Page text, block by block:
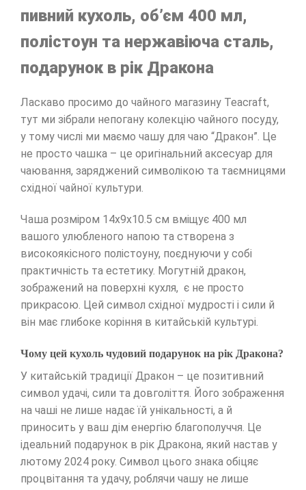
пивний кухоль, об’єм 400 мл,
полістоун та нержавіюча сталь,
подарунок в рік Дракона
Ласкаво просимо до чайного магазину Teacraft,
тут ми зібрали непогану колекцію чайного посуду,
у тому числі ми маємо чашу для чаю “Дракон”. Це
не просто чашка – це оригінальний аксесуар для
чаювання, заряджений символікою та таємницями
східної чайної культури.
Чаша розміром 14х9х10.5 см вміщує 400 мл
вашого улюбленого напою та створена з
високоякісного полістоуну, поєднуючи у собі
практичність та естетику. Могутній дракон,
зображений на поверхні кухля, є не просто
прикрасою. Цей символ східної мудрості і сили й
він має глибоке коріння в китайській культурі.
Чому цей кухоль чудовий подарунок на рік Дракона?
У китайській традиції Дракон – це позитивний
символ удачі, сили та довголіття. Його зображення
на чаші не лише надає їй унікальності, а й
приносить у ваш дім енергію благополуччя. Це
ідеальний подарунок в рік Дракона, який настав у
лютому 2024 року. Символ цього знака обіцяє
процвітання та удачу, роблячи чашу не лише